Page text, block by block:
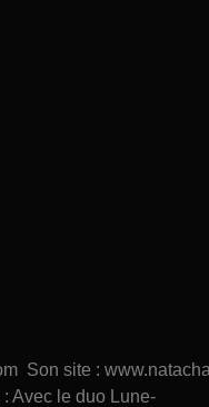
Son site :
Avec le duo Lune-